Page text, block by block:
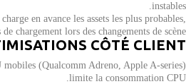
instables.
en avance les assets les plus probables,
chargement lors des changements de scène.
CÔTÉ CLIENT
(Qualcomm Adreno, Apple A‑series)
limite la consommation CPU.